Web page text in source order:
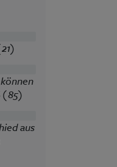
(85)
aus